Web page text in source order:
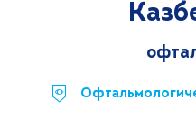
Пациентам и посетителям
Медицинский туризм